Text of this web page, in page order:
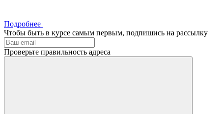
Подробнее
Чтобы быть в курсе самым первым, подпишись на рассылку
Проверьте правильность адреса